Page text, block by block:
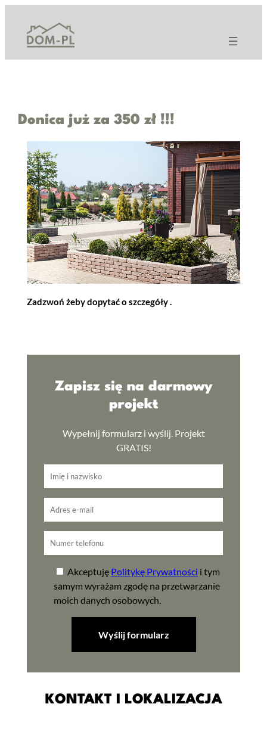
treści
Donica już za 350 zł !!!
Zadzwoń żeby dopytać o szczegóły .
Zapisz się na darmowy
projekt
Wypełnij formularz i wyślij. Projekt
GRATIS!
Akceptuję Politykę Prywatności i tym
samym wyrażam zgodę na przetwarzanie
moich danych osobowych.
KONTAKT I LOKALIZACJA